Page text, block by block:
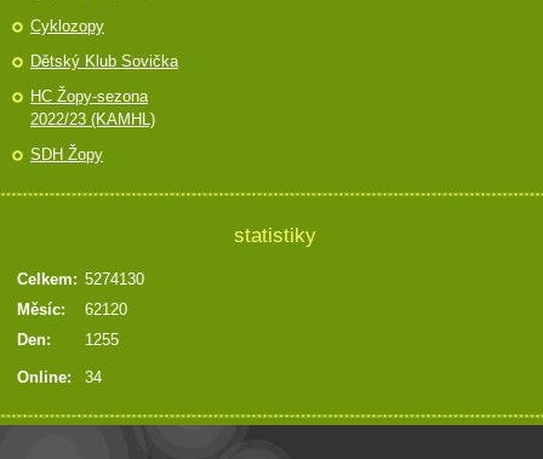
Cyklozopy
Dětský Klub Sovička
HC Žopy-sezona
2022/23 (KAMHL)
SDH Žopy
statistiky
Online: 34
Celkem: 5274130
Měsíc:
62120
Den:
1255